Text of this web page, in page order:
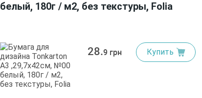
белый, 180г / м2, без текстуры, Folia
28.9 грн Купить